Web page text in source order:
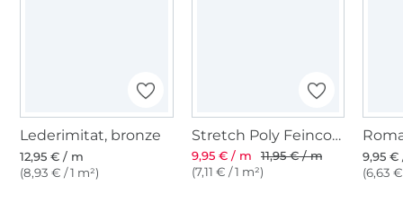
Lederimitat, bronze
12,95 € / m
(8,93 € / 1 m²)
Stretch Poly Feincord, dunkelbraun
9,95 € / m
11,95 € / m
(7,11 € / 1 m²)
9,95 €
(6,63